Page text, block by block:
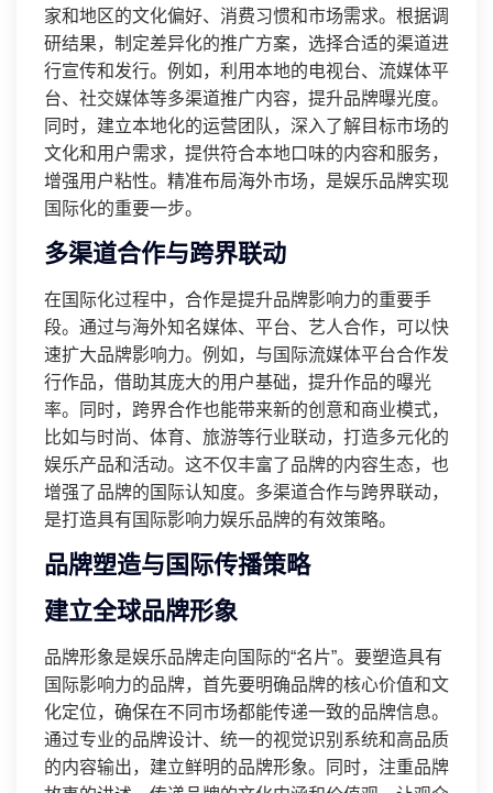
家和地区的文化偏好、消费习惯和市场需求。根据调
研结果，制定差异化的推广方案，选择合适的渠道进
行宣传和发行。例如，利用本地的电视台、流媒体平
台、社交媒体等多渠道推广内容，提升品牌曝光度。
同时，建立本地化的运营团队，深入了解目标市场的
文化和用户需求，提供符合本地口味的内容和服务，
增强用户粘性。精准布局海外市场，是娱乐品牌实现
国际化的重要一步。
多渠道合作与跨界联动
在国际化过程中，合作是提升品牌影响力的重要手
段。通过与海外知名媒体、平台、艺人合作，可以快
速扩大品牌影响力。例如，与国际流媒体平台合作发
行作品，借助其庞大的用户基础，提升作品的曝光
率。同时，跨界合作也能带来新的创意和商业模式，
比如与时尚、体育、旅游等行业联动，打造多元化的
娱乐产品和活动。这不仅丰富了品牌的内容生态，也
增强了品牌的国际认知度。多渠道合作与跨界联动，
是打造具有国际影响力娱乐品牌的有效策略。
品牌塑造与国际传播策略
建立全球品牌形象
品牌形象是娱乐品牌走向国际的“名片”。要塑造具有
国际影响力的品牌，首先要明确品牌的核心价值和文
化定位，确保在不同市场都能传递一致的品牌信息。
通过专业的品牌设计、统一的视觉识别系统和高品质
的内容输出，建立鲜明的品牌形象。同时，注重品牌